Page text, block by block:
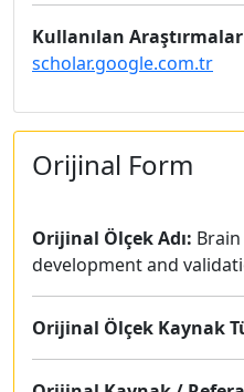
Kullanılan Araştırmalar
scholar.google.com.tr
Orijinal Form
Orijinal Ölçek Adı: Brain
development and
Orijinal Ölçek Kaynak